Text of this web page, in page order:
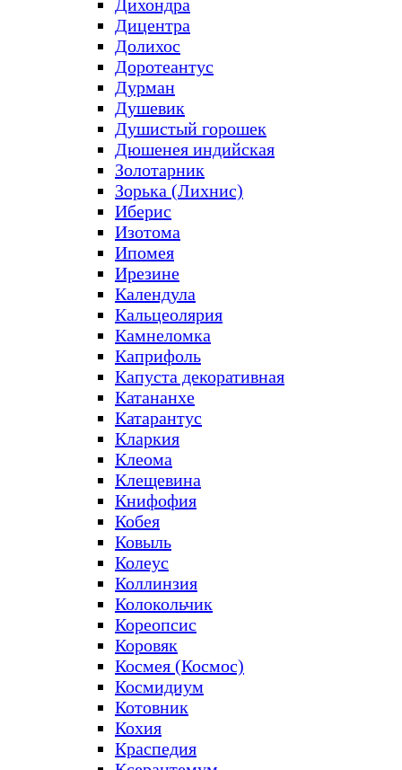
Дихондра
Дицентра
Долихос
Доротеантус
Дурман
Душевик
Душистый горошек
Дюшенея индийская
Золотарник
Зорька (Лихнис)
Иберис
Изотома
Ипомея
Ирезине
Календула
Кальцеолярия
Камнеломка
Каприфоль
Капуста декоративная
Катананхе
Катарантус
Кларкия
Клеома
Клещевина
Книфофия
Кобея
Ковыль
Колеус
Коллинзия
Колокольчик
Кореопсис
Коровяк
Космея (Космос)
Космидиум
Котовник
Кохия
Краспедия